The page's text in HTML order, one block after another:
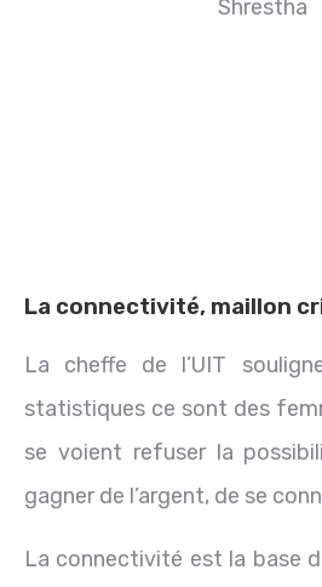
Shrestha
La connectivité, maillon
La cheffe de l’UIT
statistiques ce sont des
se voient refuser la
gagner de l’argent, de se
La connectivité est la base